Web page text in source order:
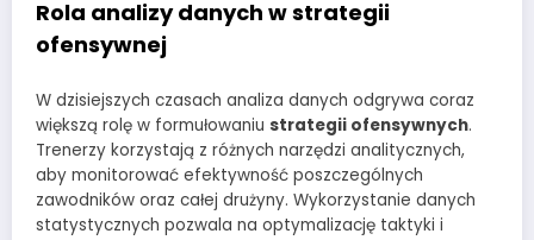
Rola analizy danych w strategii
ofensywnej
W dzisiejszych czasach analiza danych odgrywa coraz
większą rolę w formułowaniu strategii ofensywnych.
Trenerzy korzystają z różnych narzędzi analitycznych,
aby monitorować efektywność poszczególnych
zawodników oraz całej drużyny. Wykorzystanie danych
statystycznych pozwala na optymalizację taktyki i